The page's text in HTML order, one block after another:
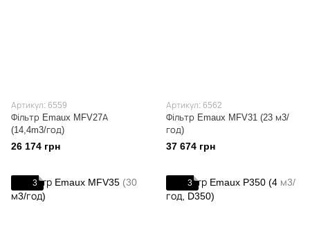
Артикул: 6559
Фільтр Emaux MFV27А
(14,4m3/год)
26 174 грн
Артикул: 6562
Фільтр Emaux MFV31 (23 м3/
год)
37 674 грн
3 3